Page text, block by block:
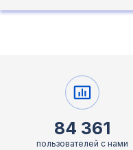
84 361
пользователей с нами